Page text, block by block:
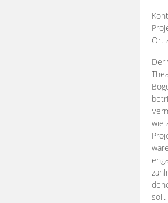
Ort
Der
wie
zahlr
soll.